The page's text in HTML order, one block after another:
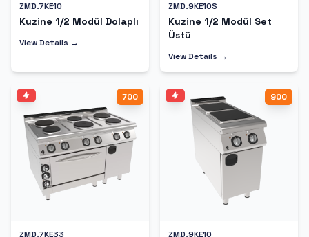
ZMD.7KE10
Kuzine 1/2 Modül Dolaplı
View Details →
ZMD.9KE10S
Kuzine 1/2 Modül Set
Üstü
View Details →
700
ZMD.7KE33
900
ZMD.9KE10